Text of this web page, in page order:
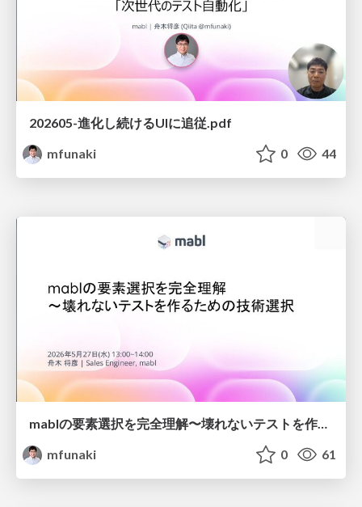
202605-進化し続けるUIに追従.pdf
mfunaki
0 44
mablの要素選択を完全理解〜壊れないテストを作るための技術選択
mfunaki
0 61